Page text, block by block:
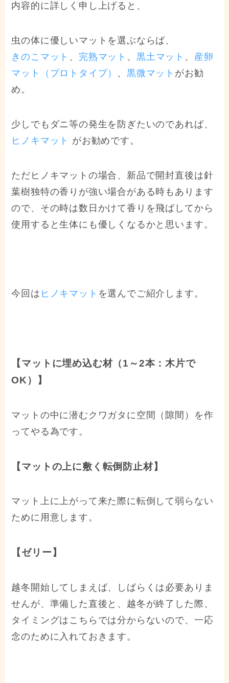
内容的に詳しく申し上げると、
虫の体に優しいマットを選ぶならば、
きのこマット 、 完熟マット 、 黒土マット 、 産卵
マット（プロトタイプ） 、黒微マット がお勧
め。
少しでもダニ等の発生を防ぎたいのであれば、
ヒノキマット がお勧めです。
ただヒノキマットの場合、新品で開封直後は針
葉樹独特の香りが強い場合がある時もあります
ので、その時は数日かけて香りを飛ばしてから
使用すると生体にも優しくなるかと思います。
今回は ヒノキマット を選んでご紹介します。
【マットに埋め込む材（1～2本：木片で
OK）】
マットの中に潜むクワガタに空間（隙間）を作
ってやる為です。
【マットの上に敷く転倒防止材】
マット上に上がって来た際に転倒して弱らない
ために用意します。
【ゼリー】
越冬開始してしまえば、しばらくは必要ありま
せんが、準備した直後と、越冬が終了した際、
タイミングはこちらでは分からないので、一応
念のために入れておきます。